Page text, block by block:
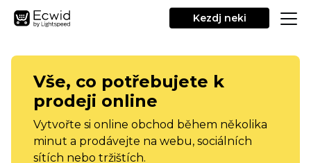
Kezdj neki
Vše, co potřebujete k
prodeji online
Vytvořte si online obchod během několika
minut a prodávejte na webu, sociálních
sítích nebo tržištích.